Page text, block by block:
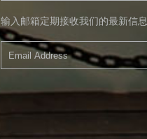
输入邮箱定期接收我们的最新信息